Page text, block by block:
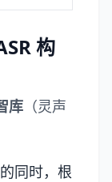
构
库 （灵声
同时，根